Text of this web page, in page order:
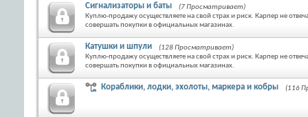
Сигнализаторы и баты
(7 Просматривает)
Куплю-продажу осуществляете на свой страх и риск. Карпер не
совершать покупки в официальных магазинах.
Катушки и шпули
(128 Просматривает)
Куплю-продажу осуществляете на свой страх и риск. Карпер не
совершать покупки в официальных магазинах.
Кораблики, лодки, эхолоты, маркера и кобры (116